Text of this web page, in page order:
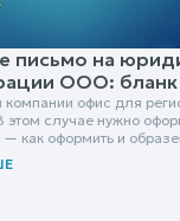
письмо на
ООО:
компании офис для
случае нужно
— как оформить и